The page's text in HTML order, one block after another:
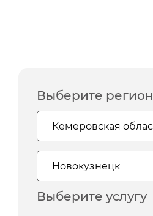
Выберите регион
Выберите услугу